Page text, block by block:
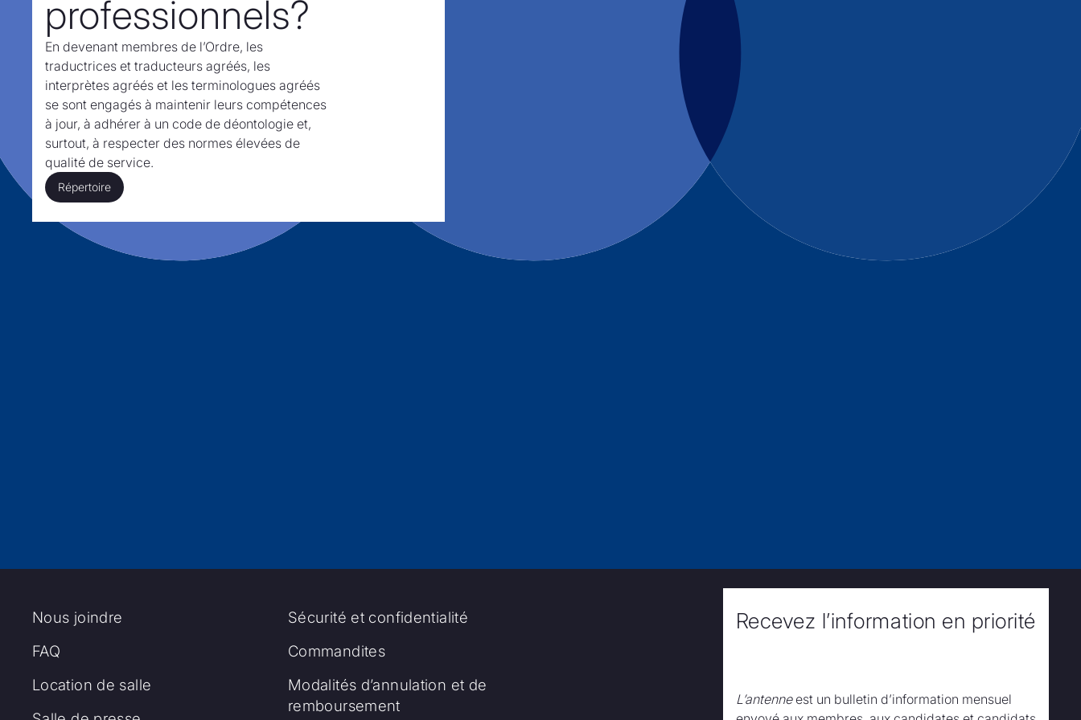
professionnels?
En devenant membres de l’Ordre, les
traductrices et traducteurs agréés, les
interprètes agréés et les terminologues agréés
se sont engagés à maintenir leurs compétences
à jour, à adhérer à un code de déontologie et,
surtout, à respecter des normes élevées de
qualité de service.
Répertoire
Répertoire
Nous joindre
FAQ
Location de salle
Sécurité et confidentialité
Commandites
Modalités d’annulation et de
remboursement
Recevez l’information en priorité
L’antenneest un bulletin d’information mensuel